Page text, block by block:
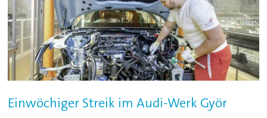
Einwöchiger Streik im Audi-Werk Györ